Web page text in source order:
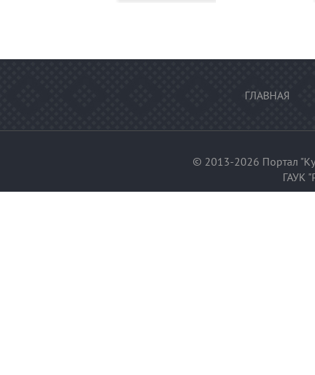
ГЛАВНАЯ
© 2013-2026 Портал
ГАУК